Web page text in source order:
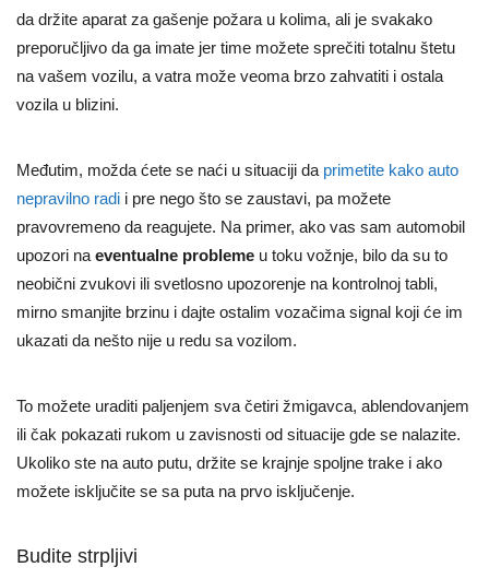
da držite aparat za gašenje požara u kolima, ali je svakako
preporučljivo da ga imate jer time možete sprečiti totalnu štetu
na vašem vozilu, a vatra može veoma brzo zahvatiti i ostala
vozila u blizini.
Međutim, možda ćete se naći u situaciji da primetite kako auto
nepravilno radi i pre nego što se zaustavi, pa možete
pravovremeno da reagujete. Na primer, ako vas sam automobil
upozori na eventualne probleme u toku vožnje, bilo da su to
neobični zvukovi ili svetlosno upozorenje na kontrolnoj tabli,
mirno smanjite brzinu i dajte ostalim vozačima signal koji će im
ukazati da nešto nije u redu sa vozilom.
To možete uraditi paljenjem sva četiri žmigavca, ablendovanjem
ili čak pokazati rukom u zavisnosti od situacije gde se nalazite.
Ukoliko ste na auto putu, držite se krajnje spoljne trake i ako
možete isključite se sa puta na prvo isključenje.
Budite strpljivi